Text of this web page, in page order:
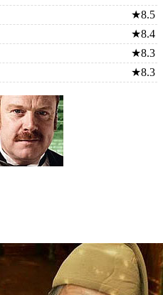
★8.5
★8.4
★8.3
★8.3